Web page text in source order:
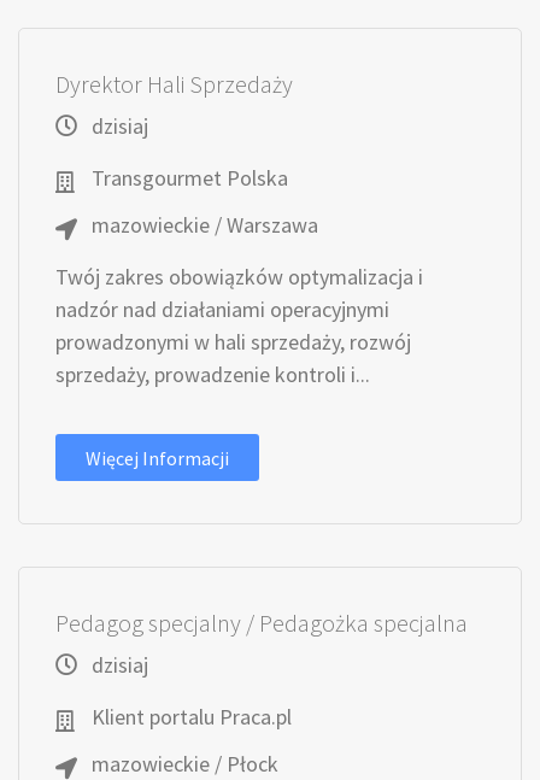
Dyrektor Hali Sprzedaży
dzisiaj
Transgourmet Polska
mazowieckie / Warszawa
Twój zakres obowiązków optymalizacja i
nadzór nad działaniami operacyjnymi
prowadzonymi w hali sprzedaży, rozwój
sprzedaży, prowadzenie kontroli i...
Więcej Informacji
Pedagog specjalny / Pedagożka specjalna
dzisiaj
Klient portalu Praca.pl
mazowieckie / Płock